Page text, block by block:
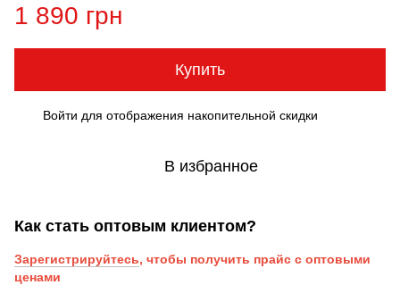
1 890 грн
Купить
Войти для отображения накопительной скидки
В избранное
Как стать оптовым клиентом?
Зарегистрируйтесь, чтобы получить прайс с оптовыми
ценами